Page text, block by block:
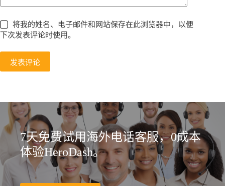
将我的姓名、电子邮件和网站保存在此浏览器中，以便
下次发表评论时使用。
发表评论
7天免费试用海外电话客服，0成本
体验HeroDash。